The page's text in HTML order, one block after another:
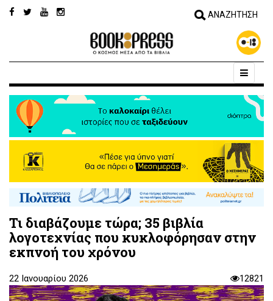
Τι διαβάζουμε τώρα; 35 βιβλία
λογοτεχνίας που κυκλοφόρησαν στην
εκπνοή του χρόνου
22 Ιανουαρίου 2026 12821